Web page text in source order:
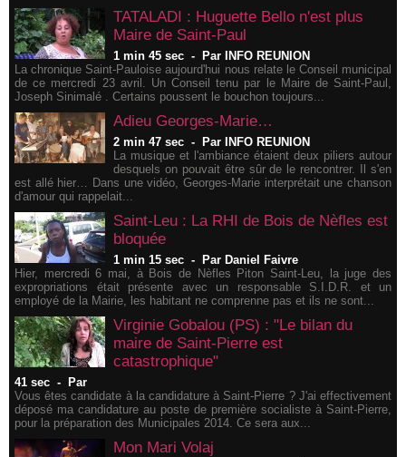
TATALADI : Huguette Bello n'est plus
Maire de Saint-Paul
1 min 45 sec-
Par INFO REUNION
La chronique Saint-Pauloise aujourd'hui nous relate le Conseil municipal
de ce mercredi 23 avril. Un Conseil tenu par le Maire de Saint-Paul,
Joseph Sinimalé . Certains poussent le bouchon toujours...
Adieu Georges-Marie…
2 min 47 sec-
Par INFO REUNION
La musique et l'ambiance étaient deux piliers autour
desquels on pouvait être sûr de le rencontrer. Il s'en
est allé hier… Dans une vidéo, Georges-Marie interprétait une chanson
d'amour qui rappelait...
Saint-Leu : La RHI de Bois de Nèfles est
bloquée
1 min 15 sec-
Par Daniel Faivre
Hier, mercredi 6 mai, à Bois de Nèfles Piton Saint-Leu, la juge des
expropriations était présente avec un responsable S.I.D.R. et un
employé de la Mairie, les habitant ne comprenne pas et ils ne sont...
Virginie Gobalou (PS) : "Le bilan du
maire de Saint-Pierre est
catastrophique"
41 sec -
Par
Vous êtes candidate à la candidature à Saint-Pierre ? J'ai effectivement
déposé ma candidature au poste de première socialiste à Saint-Pierre,
pour la préparation des Municipales 2014. Ce sera aux...
Mon Mari Volaj